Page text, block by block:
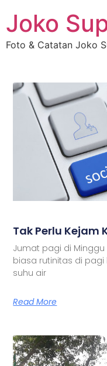
Joko
Foto & Catatan Joko
Tak Perlu Kejam
Jumat pagi di Minggu
biasa rutinitas di pagi
suhu air
Read More